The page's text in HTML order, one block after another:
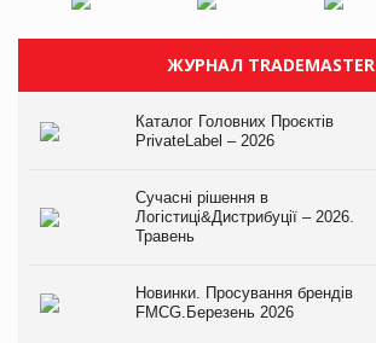
ЖУРНАЛ TRADEMASTER
Каталог Головних Проєктів
PrivateLabel – 2026
Сучасні рішення в
Логістиці&Дистрибуції – 2026.
Травень
Новинки. Просування брендів
FMCG.Березень 2026